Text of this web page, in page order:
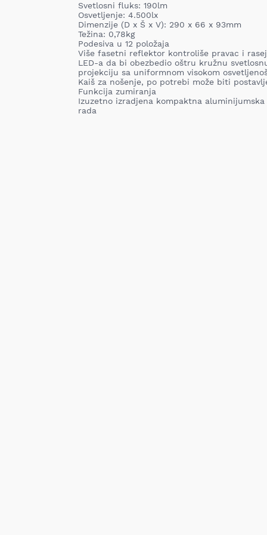
Svetlosni fluks: 190lm
Osvetljenje: 4.500lx
Dimenzije (D x Š x V): 290 x 66 x 93mm
Težina: 0,78kg
Podesiva u 12 položaja
Više fasetni reflektor kontroliše pravac i
LED-a da bi obezbedio oštru kružnu
projekciju sa uniformnom visokom
Kaiš za nošenje, po potrebi može biti
Funkcija zumiranja
Izuzetno izradjena kompaktna aluminijumska
rada